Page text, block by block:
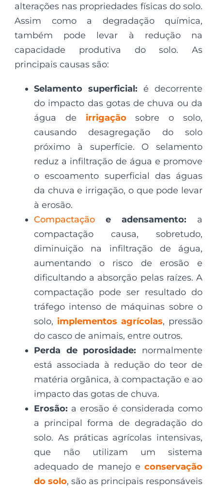
alterações nas propriedades físicas do solo.
Assim como a degradação química,
também pode levar à redução na
capacidade produtiva do solo. As
principais causas são:
Selamento superficial: é decorrente
do impacto das gotas de chuva ou da
água de irrigação
sobre o solo,
causando desagregação do solo
próximo à superfície. O selamento
reduz a infiltração de água e promove
o escoamento superficial das águas
da chuva e irrigação, o que pode levar
à erosão.
Compactação
e adensamento: a
compactação causa, sobretudo,
diminuição na infiltração de água,
aumentando o risco de erosão e
dificultando a absorção pelas raízes. A
compactação pode ser resultado do
tráfego intenso de máquinas sobre o
solo, implementos agrícolas, pressão
do casco de animais, entre outros.
Perda de porosidade: normalmente
está associada à redução do teor de
matéria orgânica, à compactação e ao
impacto das gotas de chuva.
Erosão: a erosão é considerada como
a principal forma de degradação do
solo. As práticas agrícolas intensivas,
que não utilizam um sistema
adequado de manejo e conservação
do solo, são as principais responsáveis